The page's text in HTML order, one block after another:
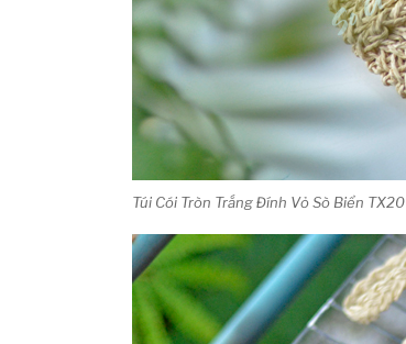
Túi Cói Tròn Trắng Đính Vỏ Sò Biển TX20